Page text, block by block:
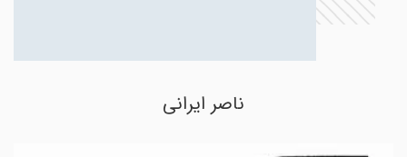
ناصر ایرانی